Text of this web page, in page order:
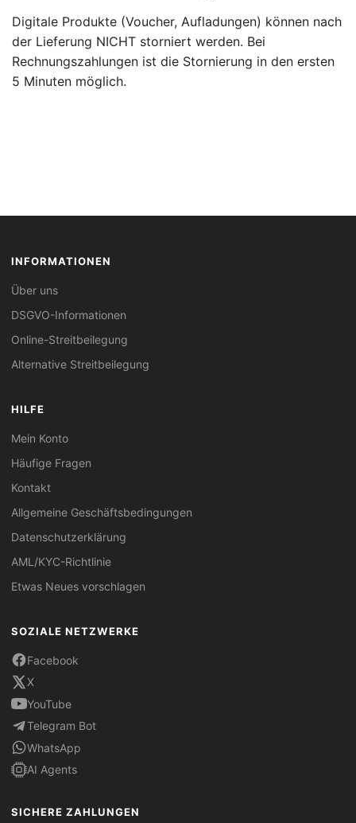
Digitale Produkte (Voucher, Aufladungen) können nach
der Lieferung NICHT storniert werden. Bei
Rechnungszahlungen ist die Stornierung in den ersten
5 Minuten möglich.
INFORMATIONEN
Über uns
DSGVO-Informationen
Online-Streitbeilegung
Alternative Streitbeilegung
HILFE
Mein Konto
Häufige Fragen
Kontakt
Allgemeine Geschäftsbedingungen
Datenschutzerklärung
AML/KYC-Richtlinie
Etwas Neues vorschlagen
SOZIALE NETZWERKE
Facebook
X
YouTube
Telegram Bot
WhatsApp
AI Agents
SICHERE ZAHLUNGEN